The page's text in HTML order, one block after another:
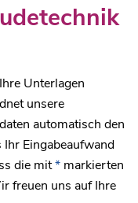
Unterlagen
unsere
automatisch den
Eingabeaufwand
die mit* markierten
freuen uns auf Ihre